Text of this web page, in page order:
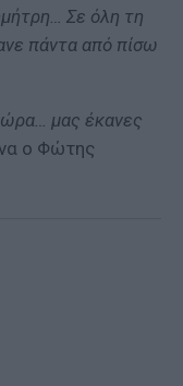
Σε όλη τη
πάντα από πίσω
μας έκανες
ο Φώτης